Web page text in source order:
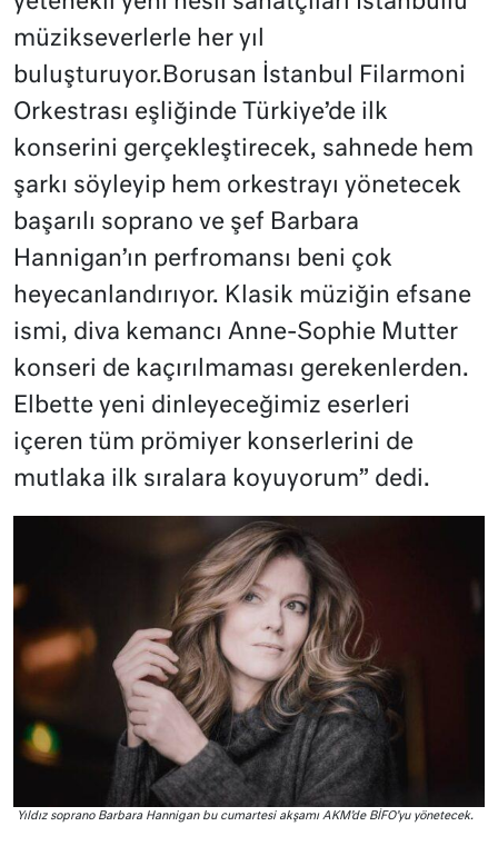
müzikseverlerle her yıl
buluşturuyor.Borusan İstanbul Filarmoni
Orkestrası eşliğinde Türkiye’de ilk
konserini gerçekleştirecek, sahnede hem
şarkı söyleyip hem orkestrayı yönetecek
başarılı soprano ve şef Barbara
Hannigan’ın perfromansı beni çok
heyecanlandırıyor. Klasik müziğin efsane
ismi, diva kemancı Anne-Sophie Mutter
konseri de kaçırılmaması gerekenlerden.
Elbette yeni dinleyeceğimiz eserleri
içeren tüm prömiyer konserlerini de
mutlaka ilk sıralara koyuyorum” dedi.
Yıldız soprano Barbara Hannigan bu cumartesi akşamı AKM’de BİFO’yu yönetecek.